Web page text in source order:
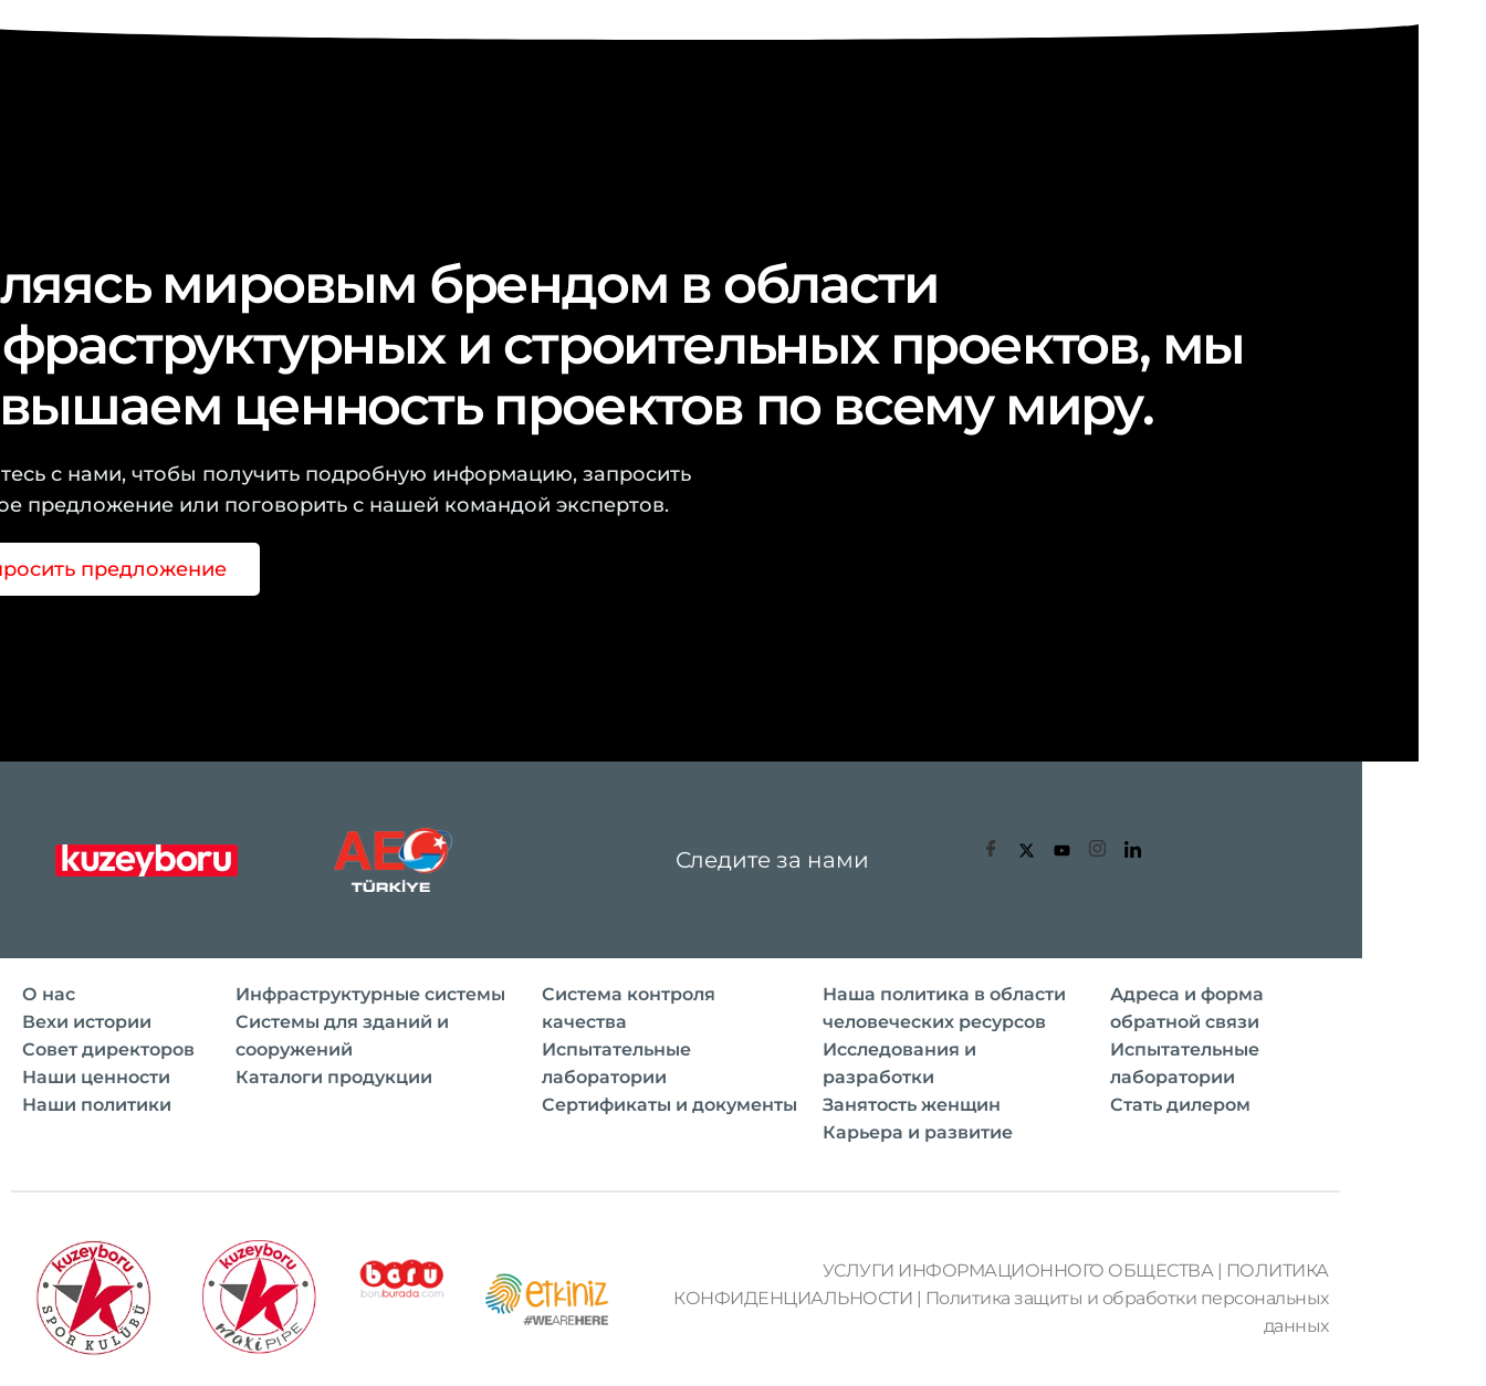
мировым брендом в области
и строительных проектов, мы
ценность проектов по всему миру.
с нами, чтобы получить подробную информацию, запросить
предложение или поговорить с нашей командой экспертов.
предложение
Следите за нами
О нас
Вехи истории
Совет директоров
Наши ценности
Наши политики
Инфраструктурные системы
Системы для зданий и
сооружений
Каталоги продукции
Система контроля
качества
Испытательные
лаборатории
Сертификаты и документы
Наша политика в области
человеческих ресурсов
Исследования и
разработки
Занятость женщин
Карьера и развитие
Адреса и форма
обратной связи
Испытательные
лаборатории
Стать дилером
УСЛУГИ ИНФОРМАЦИОННОГО ОБЩЕСТВА | ПОЛИТИКА
КОНФИДЕНЦИАЛЬНОСТИ | Политика защиты и обработки персональных
данных